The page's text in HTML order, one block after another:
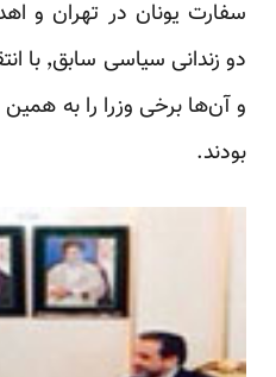
سفارت یونان در تهران و
دو
و آن‌ها برخی وزرا را به
بودند.